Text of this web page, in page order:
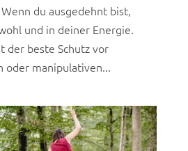
du ausgedehnt bist,
und in deiner Energie.
der beste Schutz vor
oder manipulativen...